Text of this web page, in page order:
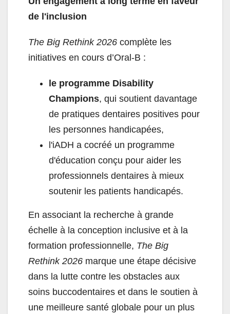
de l'inclusion
The Big Rethink 2026 complète les
initiatives en cours d’Oral-B :
le programme Disability
Champions, qui soutient davantage
de pratiques dentaires positives pour
les personnes handicapées,
l'iADH a cocréé un programme
d'éducation conçu pour aider les
professionnels dentaires à mieux
soutenir les patients handicapés.
En associant la recherche à grande
échelle à la conception inclusive et à la
formation professionnelle, The Big
Rethink 2026 marque une étape décisive
dans la lutte contre les obstacles aux
soins buccodentaires et dans le soutien à
une meilleure santé globale pour un plus